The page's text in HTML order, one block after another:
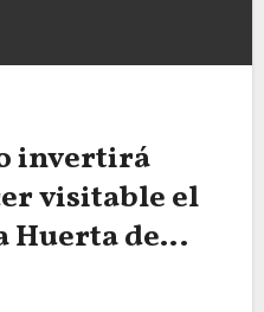
invertirá
visitable el
Huerta de